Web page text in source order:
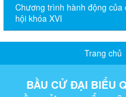
Chương trình hành động
hội khóa XVI
Trang chủ
BẦU CỬ ĐẠI BIỂU